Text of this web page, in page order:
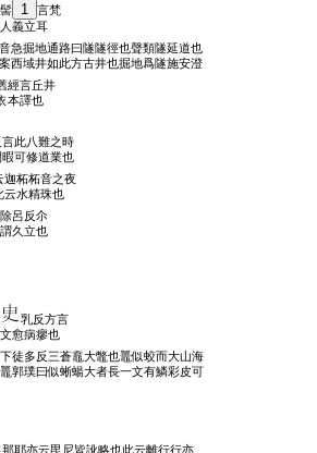
1
言梵
義立耳
急掘地通路曰隧隧徑也聲類隧延道也
西域井如此方古井也掘地爲隧施安澄
經言丘井
本譯也
此八難之時
可修道業也
迦柘柘音之夜
云水精珠也
呂反尒
久立也
乳反方言
愈病瘳也
下徒多反三蒼鼁大鼈也鼉似蛟而大山海
郭璞曰似蜥蝪大者長一文有鱗彩皮可
耶亦云毘尼皆訛略也此云離行行亦